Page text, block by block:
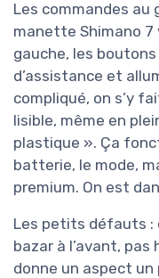
Les commandes au
manette Shimano
gauche, les
d’assistance et
compliqué, on s’y
lisible, même en
plastique ». Ça
batterie, le mode,
premium. On est
Les petits défauts :
bazar à l’avant, pas
donne un aspect